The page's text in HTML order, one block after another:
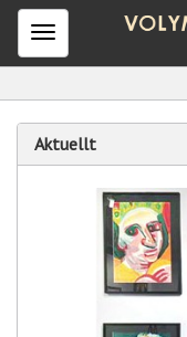
Meny
VAktuellt